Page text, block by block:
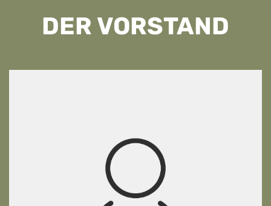
DER VORSTAND